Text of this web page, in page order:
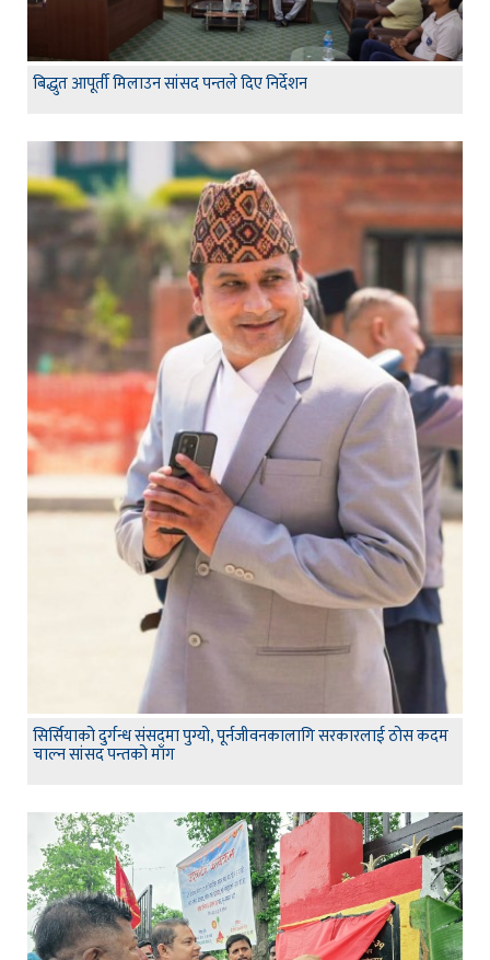
बिद्धुत आपूर्ती मिलाउन सांसद पन्तले दिए निर्देशन
सिर्सियाको दुर्गन्ध संसदमा पुग्यो, पूर्नजीवनकालागि सरकारलाई ठोस कदम
चाल्न सांसद पन्तको माँग